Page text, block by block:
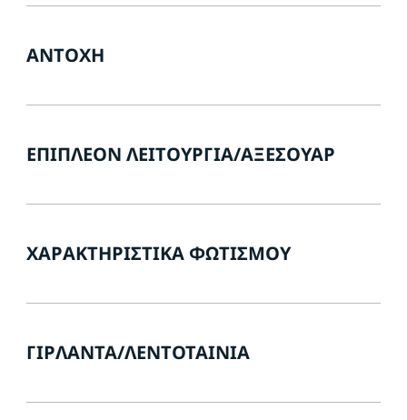
ΑΝΤΟΧΉ
ΕΠΙΠΛΈΟΝ ΛΕΙΤΟΥΡΓΊΑ/ΑΞΕΣΟΥΆΡ
ΧΑΡΑΚΤΗΡΙΣΤΙΚΆ ΦΩΤΙΣΜΟΎ
ΓΙΡΛΆΝΤΑ/ΛΕΝΤΟΤΑΙΝΊΑ